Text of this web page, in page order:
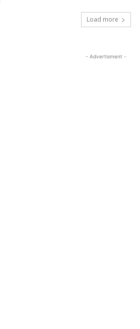
Load more
- Advertisment -